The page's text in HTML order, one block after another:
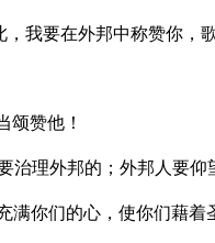
我要在外邦中称赞你，
颂赞他！
理外邦的；外邦人要仰
你们的心，使你们藉着